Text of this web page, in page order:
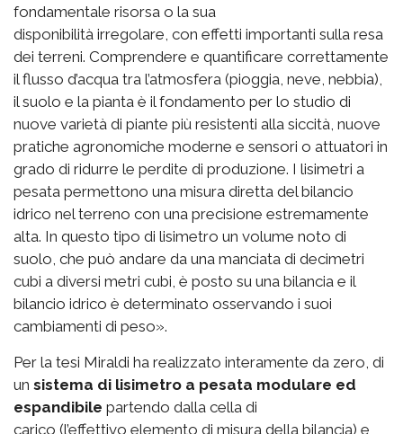
fondamentale risorsa o la sua
disponibilità irregolare, con effetti importanti sulla resa
dei terreni. Comprendere e quantificare correttamente
il flusso d’acqua tra l’atmosfera (pioggia, neve, nebbia),
il suolo e la pianta è il fondamento per lo studio di
nuove varietà di piante più resistenti alla siccità, nuove
pratiche agronomiche moderne e sensori o attuatori in
grado di ridurre le perdite di produzione. I lisimetri a
pesata permettono una misura diretta del bilancio
idrico nel terreno con una precisione estremamente
alta. In questo tipo di lisimetro un volume noto di
suolo, che può andare da una manciata di decimetri
cubi a diversi metri cubi, è posto su una bilancia e il
bilancio idrico è determinato osservando i suoi
cambiamenti di peso».
Per la tesi Miraldi ha realizzato interamente da zero, di
un sistema di lisimetro a pesata modulare ed
espandibile partendo dalla cella di
carico (l’effettivo elemento di misura della bilancia) e